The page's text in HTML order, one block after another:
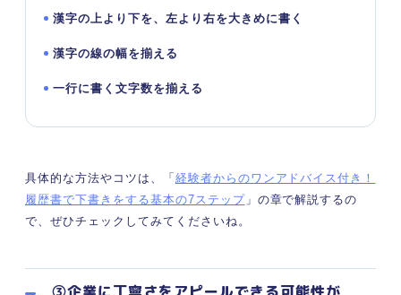
漢字の上より下を、左より右を大きめに書く
漢字の線の幅を揃える
一行に書く文字数を揃える
具体的な方法やコツは、「経験者からのワンアドバイス付き！
履歴書で下書きをする基本の7ステップ」の章で解説するの
で、ぜひチェックしてみてくださいね。